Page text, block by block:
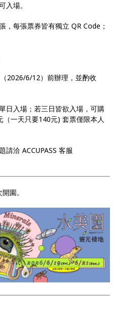
入場。
，每張票券皆有獨立 QR Code；
2026/6/12）前辦理，並酌收
日入場；若三日皆欲入場，可購
（一天只要140元) 套票僅限本人
請洽 ACCUPASS 客服
園。